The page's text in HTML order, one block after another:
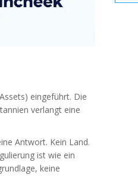
eingeführt. Die
verlangt eine
Antwort. Kein Land.
ist wie ein
keine